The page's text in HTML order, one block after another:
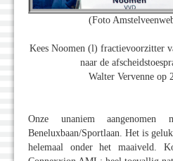
(Foto
Kees Noomen (l) fractievoorzitter
naar de
Walter Vervenne op
Onze unaniem
Beneluxbaan/Sportlaan. Het is
helemaal onder het maaiveld.